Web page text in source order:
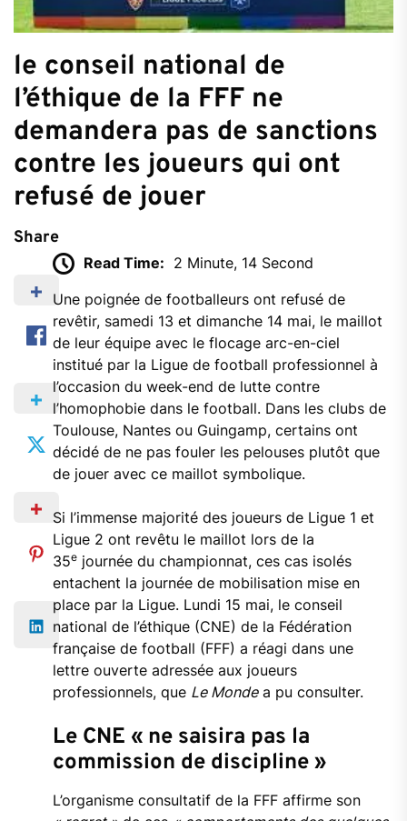
le conseil national de
l’éthique de la FFF ne
demandera pas de sanctions
contre les joueurs qui ont
refusé de jouer
Share
Read Time: 2 Minute, 14 Second
Une poignée de footballeurs ont refusé de
revêtir, samedi 13 et dimanche 14 mai, le maillot
de leur équipe avec le flocage arc-en-ciel
institué par la Ligue de football professionnel à
l’occasion du week-end de lutte contre
l’homophobie dans le football. Dans les clubs de
Toulouse, Nantes ou Guingamp, certains ont
décidé de ne pas fouler les pelouses plutôt que
de jouer avec ce maillot symbolique.
Si l’immense majorité des joueurs de Ligue 1 et
Ligue 2 ont revêtu le maillot lors de la
35ejournée du championnat, ces cas isolés
entachent la journée de mobilisation mise en
place par la Ligue. Lundi 15 mai, le conseil
national de l’éthique (CNE) de la Fédération
française de football (FFF) a réagi dans une
lettre ouverte adressée aux joueurs
professionnels, que Le Mondea pu consulter.
Le CNE « ne saisira pas la
commission de discipline »
L’organisme consultatif de la FFF affirme son